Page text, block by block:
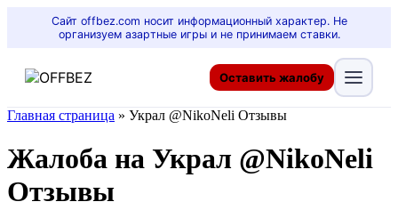
Сайт offbez.com носит информационный характер. Не
организуем азартные игры и не принимаем ставки.
Оставить жалобу
Главная страница » Украл @NikoNeli Отзывы
Жалоба на Украл @NikoNeli
Отзывы